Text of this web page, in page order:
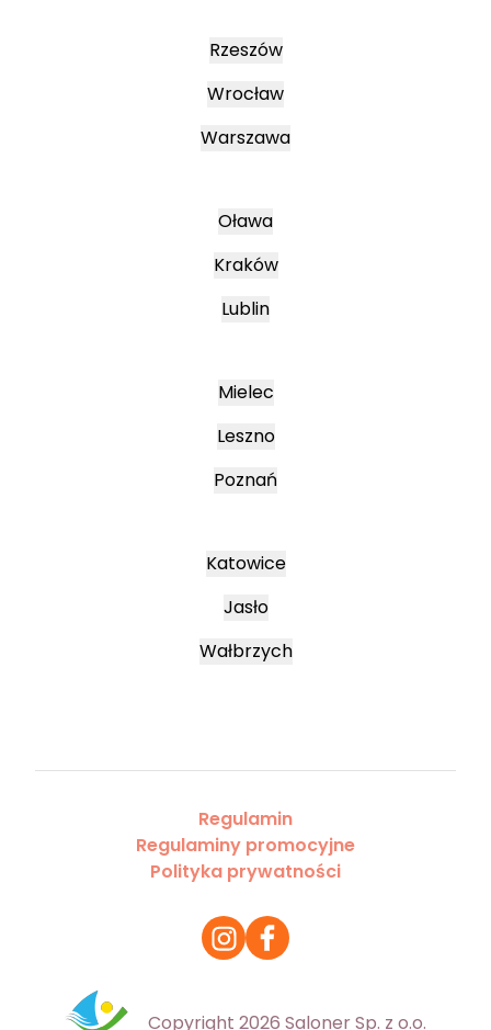
Rzeszów
Wrocław
Warszawa
Oława
Kraków
Lublin
Mielec
Leszno
Poznań
Katowice
Jasło
Wałbrzych
Regulamin
Regulaminy promocyjne
Polityka prywatności
Copyright 2026 Saloner Sp. z o.o.